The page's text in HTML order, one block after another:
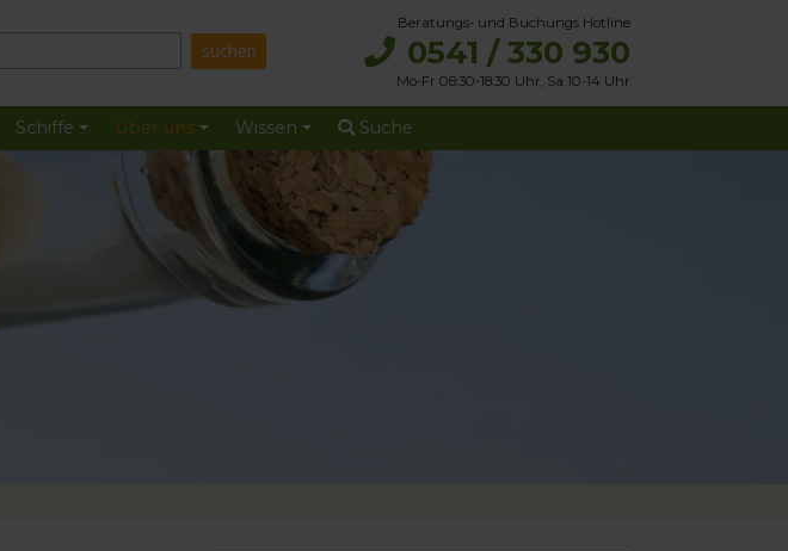
Beratungs- und Buchungs Hotline
0541 / 330 930
Mo-Fr 08:30-18:30 Uhr, Sa 10-14 Uhr
Schiffe Über uns Wissen Suche